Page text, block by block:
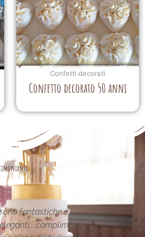
Confetti decorati
Confetto decorato 50 anni
fantastiche e